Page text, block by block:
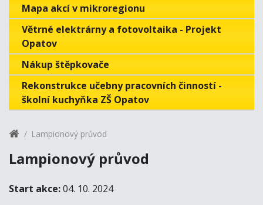
Mapa akcí v mikroregionu
Větrné elektrárny a fotovoltaika - Projekt
Opatov
Nákup štěpkovače
Rekonstrukce učebny pracovních činností -
školní kuchyňka ZŠ Opatov
Lampionový průvod
Lampionový průvod
Start akce:04. 10. 2024